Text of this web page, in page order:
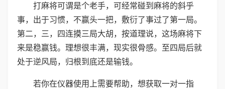
打麻将可谓是个老手，可经常碰到麻将的斜乎
事，出于习惯，不赢头一把，敷衍了事过了第一局。
第二，三，四连摸三局大胡，按道理说，这场麻将下
来是稳赢钱。理想很丰满，现实很骨感。至四局后就
处于逆风局，归根到底还是输钱。
若你在仪器使用上需要帮助，想获取一对一指